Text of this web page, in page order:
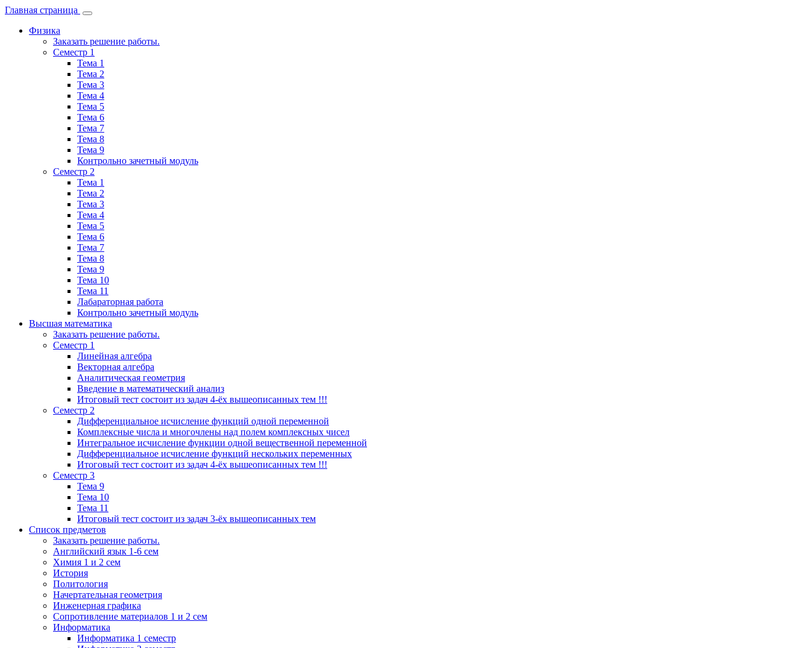
Главная страница
Физика
Заказать решение работы.
Семестр 1
Тема 1
Тема 2
Тема 3
Тема 4
Тема 5
Тема 6
Тема 7
Тема 8
Тема 9
Контрольно зачетный модуль
Семестр 2
Тема 1
Тема 2
Тема 3
Тема 4
Тема 5
Тема 6
Тема 7
Тема 8
Тема 9
Тема 10
Тема 11
Лабараторная работа
Контрольно зачетный модуль
Высшая математика
Заказать решение работы.
Семестр 1
Линейная алгебра
Векторная алгебра
Аналитическая геометрия
Введение в математический анализ
Итоговый тест состоит из задач 4-ёх вышеописанных тем !!!
Семестр 2
Дифференциальное исчисление функций одной переменной
Комплексные числа и многочлены над полем комплексных чисел
Интегральное исчисление функции одной вещественной переменной
Дифференциальное исчисление функций нескольких переменных
Итоговый тест состоит из задач 4-ёх вышеописанных тем !!!
Семестр 3
Тема 9
Тема 10
Тема 11
Итоговый тест состоит из задач 3-ёх вышеописанных тем
Список предметов
Заказать решение работы.
Английский язык 1-6 сем
Химия 1 и 2 сем
История
Политология
Начертательная геометрия
Инженерная графика
Сопротивление материалов 1 и 2 сем
Информатика
Информатика 1 семестр